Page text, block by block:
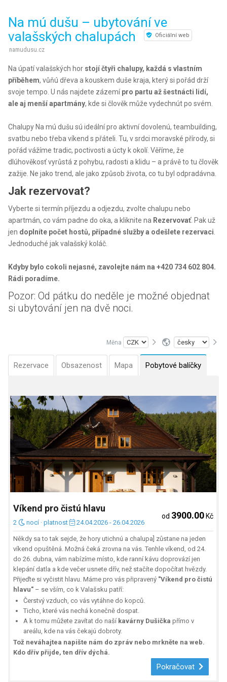
Na mú dušu – ubytování ve
valašských chalupách
Oficiální web
namudusu.cz
Na úpatí valašských hor stojí čtyři chalupy, každá s vlastním
příběhem, vůňú dřeva a kouskem duše kraja, který si pořád drží
svoje tempo. U nás najdete zázemípro partu až šestnácti lidí,
ale aj menší apartmány, kde si člověk může vydechnút po svém.
Chalupy Na mú dušu sú ideální pro aktivní dovolenú, teambuilding,
svatbu nebo třeba víkend s přáteli. Tu, v srdci moravské přírody, si
pořád vážíme tradic, poctivosti a úcty k okolí. Věříme, že
dlúhověkosť vyrůstá z pohybu, radosti a klidu – a právě to tu člověk
zažije. Ne jako trend, ale jako způsob života, co tu byl odpradávna.
Jak rezervovat?
Vyberte si termín příjezdu a odjezdu, zvolte chalupu nebo
apartmán, co vám padne do oka, a kliknite na Rezervovať. Pak už
jen doplníte počet hostů, případné služby a odešlete rezervaci
Jednoduché jak valašský koláč.
Kdyby bylo cokoli nejasné, zavolejte nám na +420 734 602 804.
Rádi poradíme.
Pozor: Od pátku do neděle je možné objednat
si ubytování jen na dvě noci.
Měna
Rezervace Obsazenost Mapa Pobytové balíčky
Víkend pro čistú hlavu
2 nocí ·platnost 24.04.2026 - 26.04.2026
od 3900.00 Kč
Někdy sa to tak sejde, že hory utichnú a chalupa] zůstane na jeden
víkend opuštěná. Možná čeká zrovna na vás. Tenhle víkend, od 24.
do 26. dubna, vám nabízíme místo, kde ranní kávu doprovází jen
klepání datla a kde večer usnete dřív, než stačíte dopočítat hvězdy.
Přijeďte si vyčistit hlavu. Máme pro vás připravený "Víkend pro čistú
hlavu" – se vším, co k Valašsku patří:
Čerstvý vzduch, co vás vytáhne do kopců.
Ticho, které vás nechá konečně dospat.
A k tomu můžete zavítat do naší kavárny Dušička přímo v
areálu, kde na vás čekajú dobroty.
Tož neváhajtea napište nám do zpráv nebo mrkněte na web.
Kdo dřív přijde, ten dřív dýchá.
Pokračovat